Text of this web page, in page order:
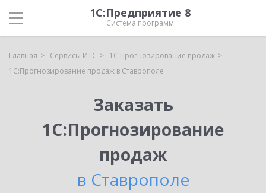
1С:Предприятие 8
Система программ
Главная Сервисы ИТС
1С:Прогнозирование продаж
1С:Прогнозирование продаж в Ставрополе
Заказать
1С:Прогнозирование
продаж
в Ставрополе